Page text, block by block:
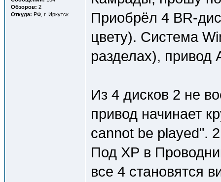
Обзоров: 2
Откуда: РФ, г. Иркутск
Приобрёл 4 BR-
цвету). Система
разделах), привод
Из 4 дисков 2 не
привод начинает
cannot be played".
Под ХР в
все 4 становятся